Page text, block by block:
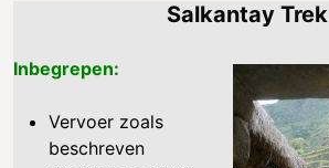
Salkantay Trek
Inbegrepen:
Vervoer zoals
beschreven